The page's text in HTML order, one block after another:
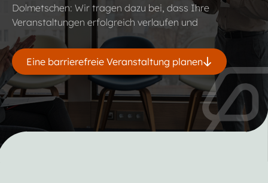
Dolmetschen: Wir tragen dazu bei, dass Ihre
Veranstaltungen erfolgreich verlaufen und
Eine barrierefreie Veranstaltung planen